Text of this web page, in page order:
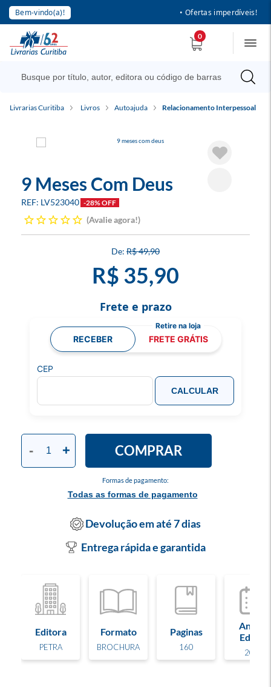
Bem-vindo(a)! • Ofertas imperdíveis!
0
Livrarias Curitiba Livros Autoajuda Relacionamento Interpessoal
9 Meses Com Deus
LV523040 -28% OFF
Avalie agora!
R$ 49,90
R$ 35,90
Formas de pagamento:
Todas as formas de pagamento
- + COMPRAR
Frete e prazo
RECEBER FRETE GRÁTIS
CEP
CALCULAR
Devolução em até 7 dias
Entrega rápida e garantida
Editora
PETRA
Formato
BROCHURA
Paginas
160
Ano de
Edição
2024